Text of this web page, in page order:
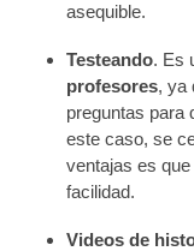
asequible.
Testeando. Es
profesores, ya
preguntas para
este caso, se
ventajas es
facilidad.
Videos de